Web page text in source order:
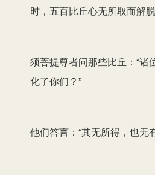
时，五百比丘心无所取而解脱
须菩提尊者问那些比丘：“诸
化了你们？”
他们答言：“其无所得，也无